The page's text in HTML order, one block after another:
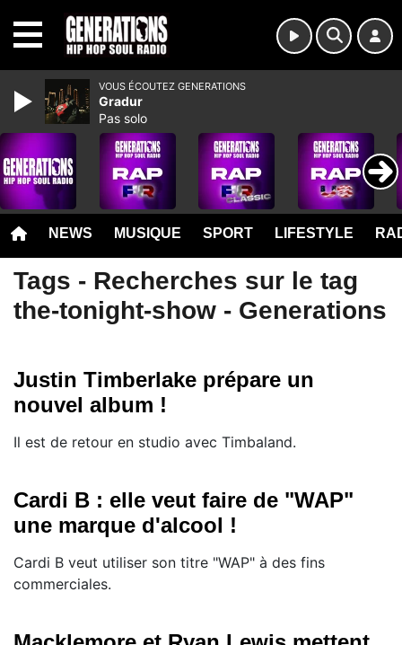
NEWS MUSIQUE SPORT LIFESTYLE
Tags - Recherches sur le tag
the-tonight-show - Generations
Justin Timberlake prépare un
nouvel album !
Il est de retour en studio avec Timbaland.
Cardi B : elle veut faire de "WAP"
une marque d'alcool !
Cardi B veut utiliser son titre "WAP" à des fins
commerciales.
VOUS ÉCOUTEZ GENERATIONS
Gradur
Pas solo